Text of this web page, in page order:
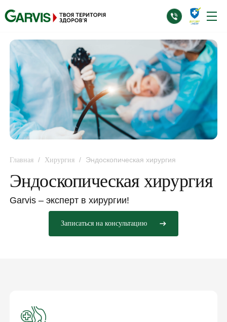
Главная / Хирургия / Эндоскопическая хирургия
Эндоскопическая хирургия
Garvis – эксперт в хирургии!
Записаться на консультацию